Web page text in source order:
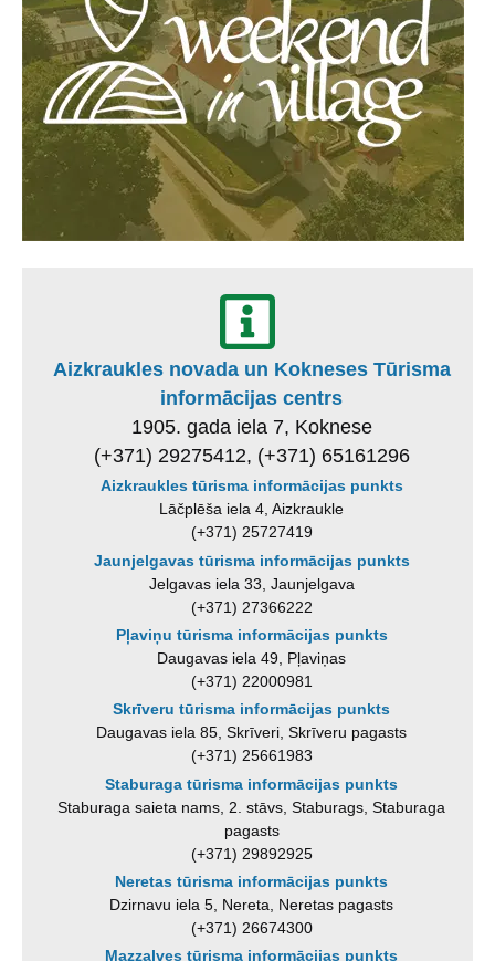
Aizkraukles novada un Kokneses Tūrisma
informācijas centrs
1905. gada iela 7, Koknese
(+371) 29275412, (+371) 65161296
Aizkraukles tūrisma informācijas punkts
Lāčplēša iela 4, Aizkraukle
(+371) 25727419
Jaunjelgavas tūrisma informācijas punkts
Jelgavas iela 33, Jaunjelgava
(+371) 27366222
Pļaviņu tūrisma informācijas punkts
Daugavas iela 49, Pļaviņas
(+371) 22000981
Skrīveru tūrisma informācijas punkts
Daugavas iela 85, Skrīveri, Skrīveru pagasts
(+371) 25661983
Staburaga tūrisma informācijas punkts
Staburaga saieta nams, 2. stāvs, Staburags, Staburaga
pagasts
(+371) 29892925
Neretas tūrisma informācijas punkts
Dzirnavu iela 5, Nereta, Neretas pagasts
(+371) 26674300
Mazzalves tūrisma informācijas punkts